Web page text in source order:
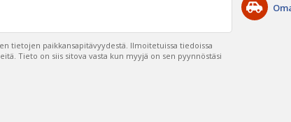
tietojen paikkansapitävyydestä. Ilmoitetuissa tiedoissa
Tieto on siis sitova vasta kun myyjä on sen pyynnöstäsi